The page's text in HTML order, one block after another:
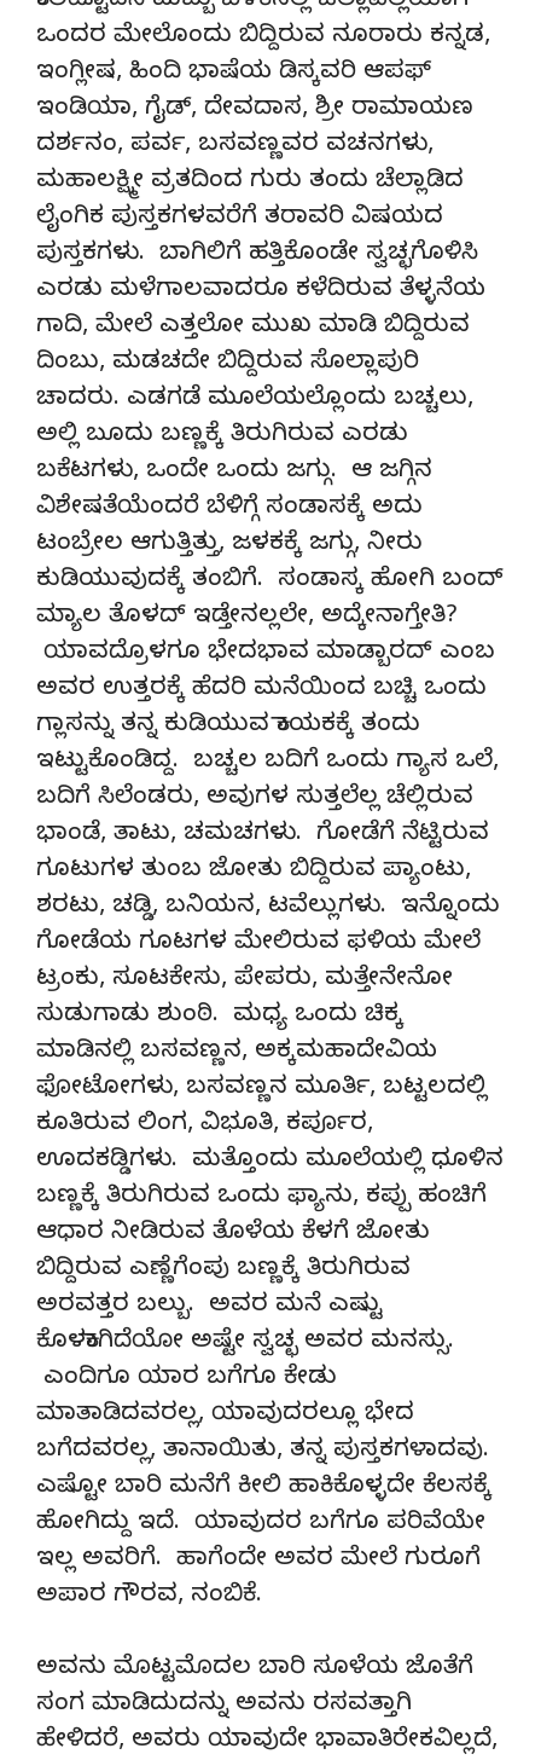
ಒಂದರ ಮೇಲೊಂದು ಬಿದ್ದಿರುವ ನೂರಾರು ಕನ್ನಡ,
ಇಂಗ್ಲೀಷ, ಹಿಂದಿ ಭಾಷೆಯ ಡಿಸ್ಕವರಿ ಆಪಫ್
ಇಂಡಿಯಾ, ಗೈಡ್, ದೇವದಾಸ, ಶ್ರೀ ರಾಮಾಯಣ
ದರ್ಶನಂ, ಪರ್ವ, ಬಸವಣ್ಣವರ ವಚನಗಳು,
ಮಹಾಲಕ್ಷ್ಮೀ ವ್ರತದಿಂದ ಗುರು ತಂದು ಚೆಲ್ಲಾಡಿದ
ಲೈಂಗಿಕ ಪುಸ್ತಕಗಳವರೆಗೆ ತರಾವರಿ ವಿಷಯದ
ಪುಸ್ತಕಗಳು. ಬಾಗಿಲಿಗೆ ಹತ್ತಿಕೊಂಡೇ ಸ್ವಚ್ಛಗೊಳಿಸಿ
ಎರಡು ಮಳೆಗಾಲವಾದರೂ ಕಳೆದಿರುವ ತೆಳ್ಳನೆಯ
ಗಾದಿ, ಮೇಲೆ ಎತ್ತಲೋ ಮುಖ ಮಾಡಿ ಬಿದ್ದಿರುವ
ದಿಂಬು, ಮಡಚದೇ ಬಿದ್ದಿರುವ ಸೊಲ್ಲಾಪುರಿ
ಚಾದರು. ಎಡಗಡೆ ಮೂಲೆಯಲ್ಲೊಂದು ಬಚ್ಚಲು,
ಅಲ್ಲಿ ಬೂದು ಬಣ್ಣಕ್ಕೆ ತಿರುಗಿರುವ ಎರಡು
ಬಕೆಟಗಳು, ಒಂದೇ ಒಂದು ಜಗ್ಗು. ಆ ಜಗ್ಗಿನ
ವಿಶೇಷತೆಯೆಂದರೆ ಬೆಳಿಗ್ಗೆ ಸಂಡಾಸಕ್ಕೆ ಅದು
ಟಂಬ್ರೇಲ ಆಗುತ್ತಿತ್ತು, ಜಳಕಕ್ಕೆ ಜಗ್ಗು, ನೀರು
ಕುಡಿಯುವುದಕ್ಕೆ ತಂಬಿಗೆ. ಸಂಡಾಸ್ಕ ಹೋಗಿ ಬಂದ್
ಮ್ಯಾಲ ತೊಳದ್ ಇಡ್ತೇನಲ್ಲಲೇ, ಅದ್ಕೇನಾಗ್ತೇತಿ?
ಯಾವದ್ರೊಳಗೂ ಭೇದಭಾವ ಮಾಡ್ಬಾರದ್ ಎಂಬ
ಅವರ ಉತ್ತರಕ್ಕೆ ಹೆದರಿ ಮನೆಯಿಂದ ಬಚ್ಚಿ ಒಂದು
ಗ್ಲಾಸನ್ನು ತನ್ನ ಕುಡಿಯುವ ಕಾಯಕಕ್ಕೆ ತಂದು
ಇಟ್ಟುಕೊಂಡಿದ್ದ. ಬಚ್ಚಲ ಬದಿಗೆ ಒಂದು ಗ್ಯಾಸ ಒಲೆ,
ಬದಿಗೆ ಸಿಲೆಂಡರು, ಅವುಗಳ ಸುತ್ತಲೆಲ್ಲ ಚೆಲ್ಲಿರುವ
ಭಾಂಡೆ, ತಾಟು, ಚಮಚಗಳು. ಗೋಡೆಗೆ ನೆಟ್ಟಿರುವ
ಗೂಟುಗಳ ತುಂಬ ಜೋತು ಬಿದ್ದಿರುವ ಪ್ಯಾಂಟು,
ಶರಟು, ಚಡ್ಡಿ, ಬನಿಯನ, ಟವೆಲ್ಲುಗಳು. ಇನ್ನೊಂದು
ಗೋಡೆಯ ಗೂಟಗಳ ಮೇಲಿರುವ ಫಳಿಯ ಮೇಲೆ
ಟ್ರಂಕು, ಸೂಟಕೇಸು, ಪೇಪರು, ಮತ್ತೇನೇನೋ
ಸುಡುಗಾಡು ಶುಂಠಿ. ಮಧ್ಯ ಒಂದು ಚಿಕ್ಕ
ಮಾಡಿನಲ್ಲಿ ಬಸವಣ್ಣನ, ಅಕ್ಕಮಹಾದೇವಿಯ
ಫೋಟೋಗಳು, ಬಸವಣ್ಣನ ಮೂರ್ತಿ, ಬಟ್ಟಲದಲ್ಲಿ
ಕೂತಿರುವ ಲಿಂಗ, ವಿಭೂತಿ, ಕರ್ಪೂರ,
ಊದಕಡ್ಡಿಗಳು. ಮತ್ತೊಂದು ಮೂಲೆಯಲ್ಲಿ ಧೂಳಿನ
ಬಣ್ಣಕ್ಕೆ ತಿರುಗಿರುವ ಒಂದು ಫ್ಯಾನು, ಕಪ್ಪು ಹಂಚಿಗೆ
ಆಧಾರ ನೀಡಿರುವ ತೊಳೆಯ ಕೆಳಗೆ ಜೋತು
ಬಿದ್ದಿರುವ ಎಣ್ಣೆಗೆಂಪು ಬಣ್ಣಕ್ಕೆ ತಿರುಗಿರುವ
ಅರವತ್ತರ ಬಲ್ಬು. ಅವರ ಮನೆ ಎಷ್ಟು
ಕೊಳಕಾಗಿದೆಯೋ ಅಷ್ಟೇ ಸ್ವಚ್ಛ ಅವರ ಮನಸ್ಸು.
ಎಂದಿಗೂ ಯಾರ ಬಗೆಗೂ ಕೇಡು
ಮಾತಾಡಿದವರಲ್ಲ, ಯಾವುದರಲ್ಲೂ ಭೇದ
ಬಗೆದವರಲ್ಲ, ತಾನಾಯಿತು, ತನ್ನ ಪುಸ್ತಕಗಳಾದವು.
ಎಷ್ಟೋ ಬಾರಿ ಮನೆಗೆ ಕೀಲಿ ಹಾಕಿಕೊಳ್ಳದೇ ಕೆಲಸಕ್ಕೆ
ಹೋಗಿದ್ದು ಇದೆ. ಯಾವುದರ ಬಗೆಗೂ ಪರಿವೆಯೇ
ಇಲ್ಲ ಅವರಿಗೆ. ಹಾಗೆಂದೇ ಅವರ ಮೇಲೆ ಗುರೂಗೆ
ಅಪಾರ ಗೌರವ, ನಂಬಿಕೆ.
ಅವನು ಮೊಟ್ಟಮೊದಲ ಬಾರಿ ಸೂಳೆಯ ಜೊತೆಗೆ
ಸಂಗ ಮಾಡಿದುದನ್ನು ಅವನು ರಸವತ್ತಾಗಿ
ಹೇಳಿದರೆ, ಅವರು ಯಾವುದೇ ಭಾವಾತಿರೇಕವಿಲ್ಲದೆ,